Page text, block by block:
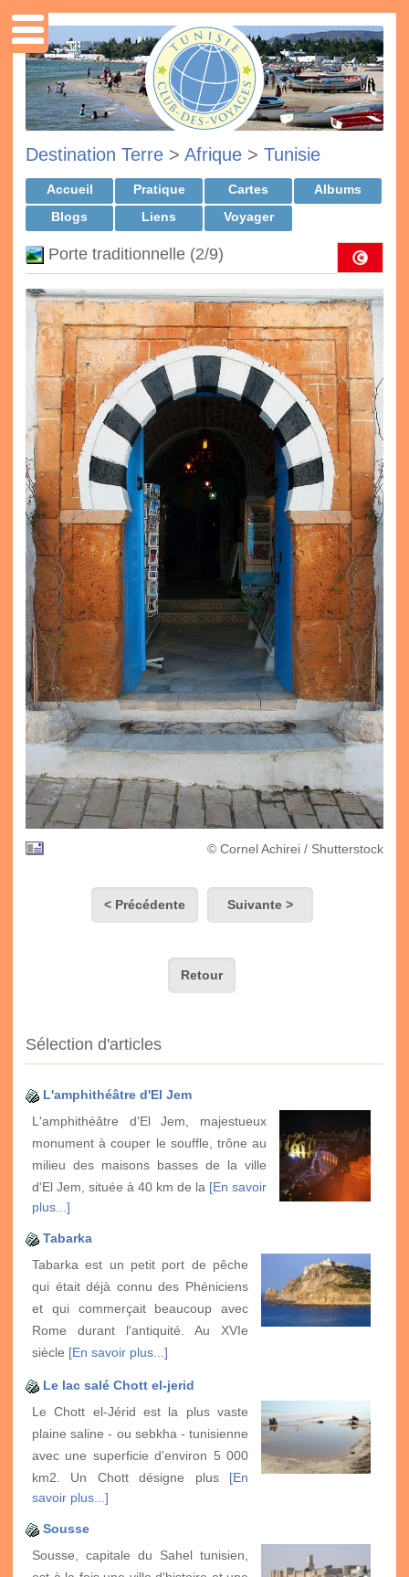
Destination Terre > Afrique > Tunisie
Accueil Pratique Cartes
Albums
Blogs
Liens Voyager
Porte traditionnelle (2/9)
© Cornel Achirei / Shutterstock
< Précédente Suivante >
Retour
Sélection d'articles
L'amphithéâtre d'El Jem
L'amphithéâtre d'El Jem, majestueux
monument à couper le souffle, trône au
milieu des maisons basses de la ville
d'El Jem, située à 40 km de la [En savoir
plus...]
Tabarka
Tabarka est un petit port de pêche
qui était déjà connu des Phéniciens
et qui commerçait beaucoup avec
Rome durant l'antiquité. Au XVIe
siècle [En savoir plus...]
Le lac salé Chott el-jerid
Le Chott el-Jérid est la plus vaste
plaine saline - ou sebkha - tunisienne
avec une superficie d'environ 5 000
km2. Un Chott désigne plus [En
savoir plus...]
Sousse
Sousse, capitale du Sahel tunisien,